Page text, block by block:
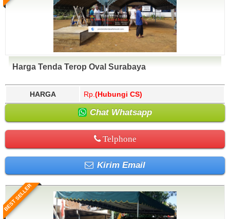
Harga Tenda Terop Oval Surabaya
HARGA Rp. (Hubungi CS)
Chat Whatsapp
Telphone
Kirim Email
BEST SELLER